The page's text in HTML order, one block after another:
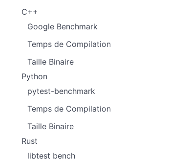
C++
Google Benchmark
Temps de Compilation
Taille Binaire
Python
pytest-benchmark
Temps de Compilation
Taille Binaire
Rust
libtest bench